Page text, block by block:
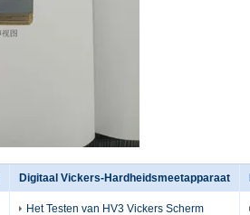
Digitaal Vickers-Hardheidsmeetapparaat
Het Testen van HV3 Vickers Scherm